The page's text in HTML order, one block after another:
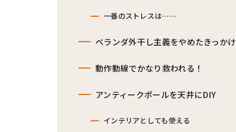
一番のストレスは……
ベランダ外干し主義をやめたきっかけ
動作動線でかなり救われる！
アンティークポールを天井にDIY
インテリアとしても使える